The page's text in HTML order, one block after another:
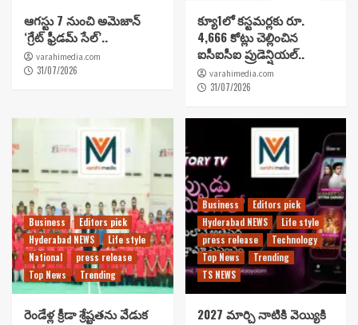
ఆగస్టు 7 నుంచి అమెజాన్
‘గ్రేట్ ఫ్రీడమ్ సేల్’..
varahimedia.com
31/07/2026
క్యూ1లో కస్టమర్లకు రూ.
4,666 కోట్లు చెల్లించిన
ఐసీఐసీఐ ప్రుడెన్షియల్..
varahimedia.com
31/07/2026
Business
Editors pick
Hyderabad NEWS
Life style
National
press release
Top News
Trending
రెండేళ్ల క్రీడా శ్రేష్టతను వేడుక
Business
Editors pick
Hyderabad NEWS
Life style
press release
Technology
Top News
Trending
TS NEWS
2027 మార్చి నాటికి వెయ్యికి